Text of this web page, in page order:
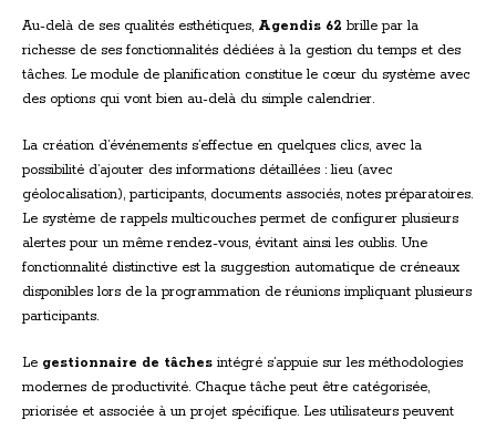
Au-delà de ses qualités esthétiques, Agendis 62 brille par la
richesse de ses fonctionnalités dédiées à la gestion du temps et des
tâches. Le module de planification constitue le cœur du système avec
des options qui vont bien au-delà du simple calendrier.
La création d’événements s’effectue en quelques clics, avec la
possibilité d’ajouter des informations détaillées : lieu (avec
géolocalisation), participants, documents associés, notes préparatoires.
Le système de rappels multicouches permet de configurer plusieurs
alertes pour un même rendez-vous, évitant ainsi les oublis. Une
fonctionnalité distinctive est la suggestion automatique de créneaux
disponibles lors de la programmation de réunions impliquant plusieurs
participants.
Le gestionnaire de tâches intégré s’appuie sur les méthodologies
modernes de productivité. Chaque tâche peut être catégorisée,
priorisée et associée à un projet spécifique. Les utilisateurs peuvent